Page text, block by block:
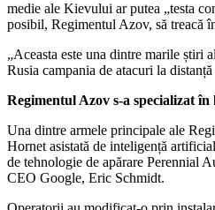
medie ale Kievului ar putea „testa
posibil, Regimentul Azov, să treacă
„Aceasta este una dintre marile știri
Rusia campania de atacuri la
Regimentul Azov s-a specializat
Una dintre armele principale ale
Hornet asistată de inteligență
de tehnologie de apărare Perennial
CEO Google, Eric Schmidt.